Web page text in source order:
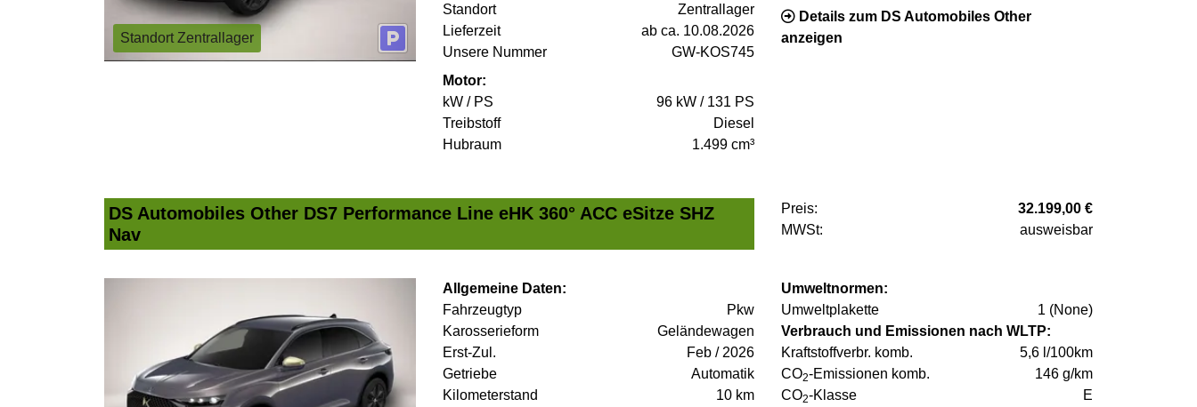
Standort Zentrallager
Standort
Zentrallager
Lieferzeit
ab ca. 10.08.2026
Unsere Nummer
GW-KOS745
Motor:
kW / PS
96 kW / 131 PS
Treibstoff
Diesel
Hubraum
1.499 cm³
Details zum DS Automobiles Other
anzeigen
DS Automobiles Other DS7 Performance Line eHK 360° ACC eSitze SHZ
Nav
Preis:
32.199,00 €
MWSt:
ausweisbar
Allgemeine Daten:
Fahrzeugtyp
Pkw
Karosserieform
Geländewagen
Erst-Zul.
Feb / 2026
Getriebe
Automatik
Kilometerstand
10 km
Umweltnormen:
Umweltplakette
1 (None)
Verbrauch und Emissionen nach WLTP:
Kraftstoffverbr. komb.
5,6 l/100km
CO2-Emissionen komb.
146 g/km
CO2-Klasse E